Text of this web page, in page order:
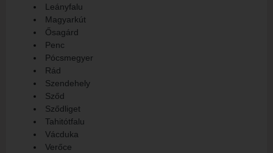
Leányfalu
Magyarkút
Ősagárd
Penc
Pócsmegyer
Rád
Szendehely
Sződ
Sződliget
Tahitótfalu
Vácduka
Verőce